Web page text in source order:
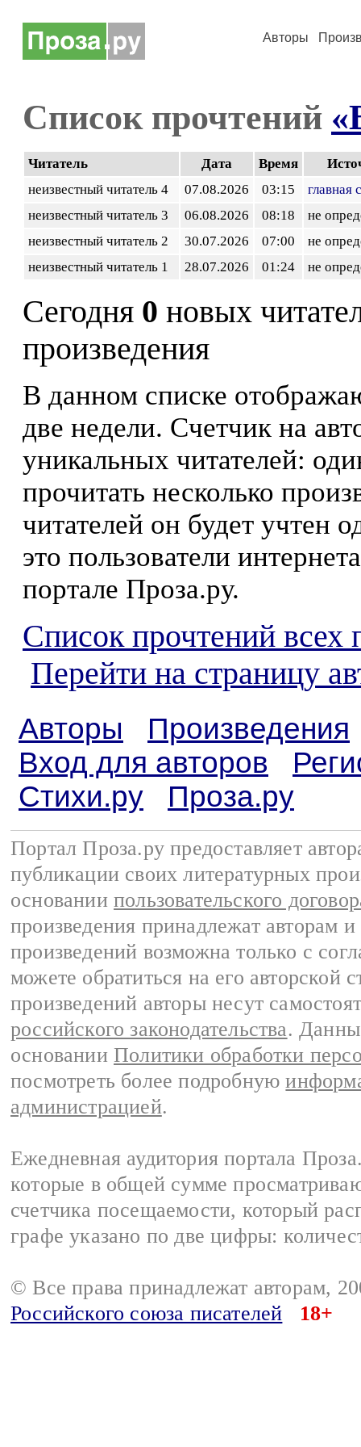
Авторы
Список прочтений
Читатель Дата Время
неизвестный читатель 4
07.08.2026 03:15
главная
неизвестный читатель 3
06.08.2026 08:18
не
неизвестный читатель 2
30.07.2026 07:00
не
неизвестный читатель 1
28.07.2026 01:24 не
Сегодня 0 новых
произведения
В данном списке
две недели. Счетчик на
уникальных читателей:
прочитать несколько
читателей он будет учтен
это пользователи
портале Проза.ру.
Список прочтений всех
Перейти на страницу
Авторы
Произведения
Вход для авторов
Стихи.ру
Проза.ру
Портал Проза.ру предоставляет
публикации своих литературных
основании пользовательского
произведения принадлежат авторам
произведений возможна только с
можете обратиться на его авторской
произведений авторы несут
российского законодательства.
основании Политики обработки
посмотреть более подробную
администрацией.
Ежедневная аудитория портала
которые в общей сумме
счетчика посещаемости, который
графе указано по две цифры:
© Все права принадлежат авторам,
Российского союза писателей
18+